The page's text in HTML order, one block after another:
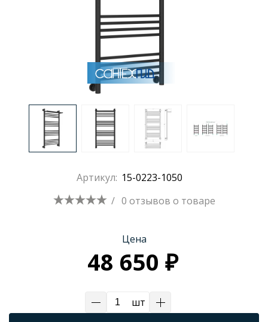
Полотенцесушители
Аксессуары для ванных комнат
Душевые поддоны
Трапы для душевых
Артикул: 15-0223-1050
/ 0 отзывов о товаре
Цена
48 650 ₽
шт